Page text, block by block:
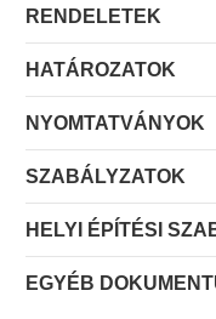
RENDELETEK
HATÁROZATOK
NYOMTATVÁNYOK
SZABÁLYZATOK
HELYI ÉPÍTÉSI
EGYÉB